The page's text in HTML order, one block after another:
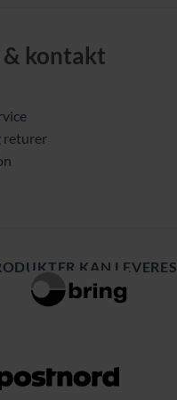
kontakt
returer
KAN LEVERES